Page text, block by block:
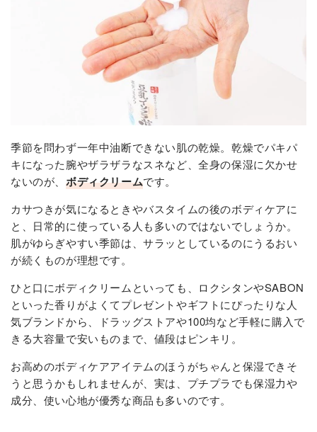
季節を問わず一年中油断できない肌の乾燥。乾燥でパキパ
キになった腕やザラザラなスネなど、全身の保湿に欠かせ
ないのが、 ボディクリームです。
カサつきが気になるときやバスタイムの後のボディケアに
と、日常的に使っている人も多いのではないでしょうか。
肌がゆらぎやすい季節は、サラッとしているのにうるおい
が続くものが理想です。
ひと口にボディクリームといっても、ロクシタンやSABON
といった香りがよくてプレゼントやギフトにぴったりな人
気ブランドから、ドラッグストアや100均など手軽に購入で
きる大容量で安いものまで、値段はピンキリ。
お高めのボディケアアイテムのほうがちゃんと保湿できそ
うと思うかもしれませんが、実は、プチプラでも保湿力や
成分、使い心地が優秀な商品も多いのです。